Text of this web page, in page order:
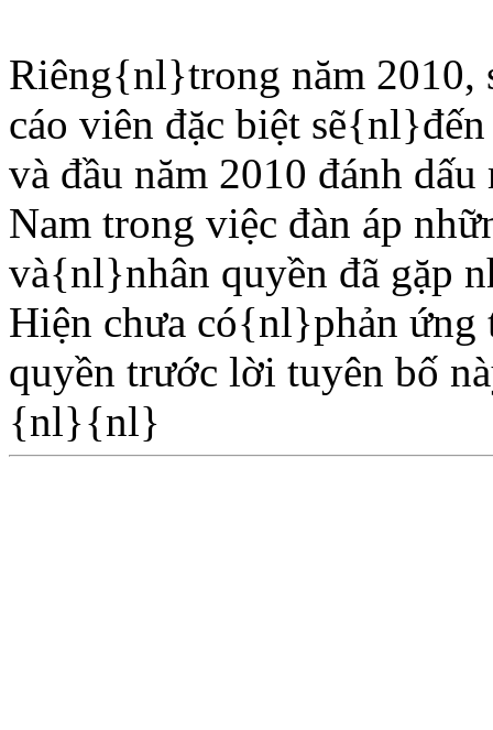
Riêng{nl}trong năm 2010,
cáo viên đặc biệt
và đầu năm 2010 đánh
Nam trong việc đàn áp
và{nl}nhân quyền đã gặp
Hiện chưa có{nl}phản ứng
quyền trước lời tuyên bố
{nl}{nl}